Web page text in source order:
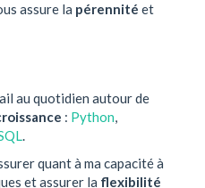
assure la pérennité et
au quotidien autour de
: Python
quant à ma capacité à
et assurer la flexibilité